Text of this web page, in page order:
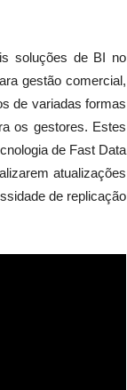
soluções de BI no
gestão comercial,
de variadas formas
os gestores. Estes
de Fast Data
atualizações
de replicação